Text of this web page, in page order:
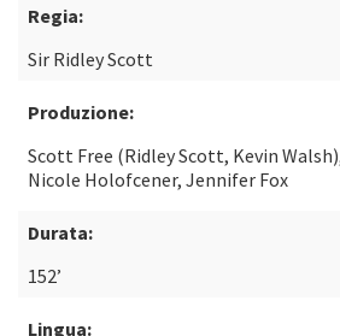
Regia:
Sir Ridley Scott
Produzione:
Scott Free (Ridley Scott, Kevin
Nicole Holofcener, Jennifer Fox
Durata:
152’
Lingua: